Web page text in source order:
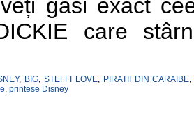
găsi exact
care
, BIG, STEFFI LOVE, PIRATII DIN CARAIBE
, printese Disney